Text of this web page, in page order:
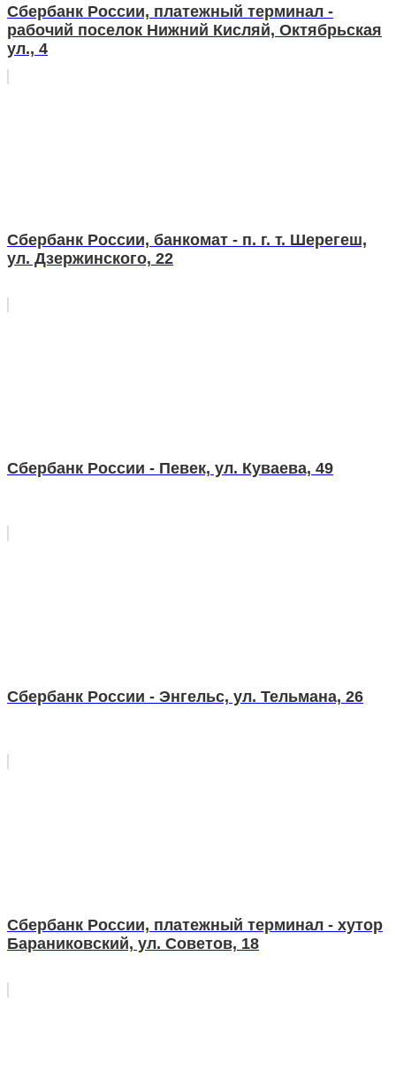
Сбербанк России, платежный терминал -
рабочий поселок Нижний Кисляй, Октябрьская
ул., 4
Сбербанк России, банкомат - п. г. т. Шерегеш,
ул. Дзержинского, 22
Сбербанк России - Певек, ул. Куваева, 49
Сбербанк России - Энгельс, ул. Тельмана, 26
Сбербанк России, платежный терминал - хутор
Бараниковский, ул. Советов, 18